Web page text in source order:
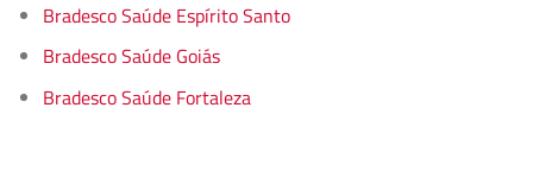
Bradesco Saúde Espírito Santo
Bradesco Saúde Goiás
Bradesco Saúde Fortaleza